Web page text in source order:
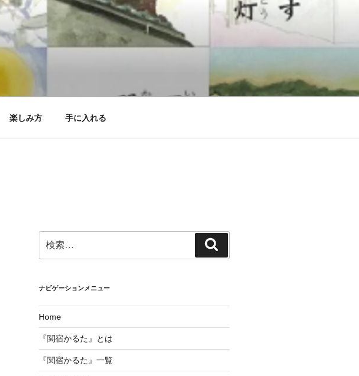
楽しみ方 手に入れる
索:
索
ナビゲーションメニュー
Home
『関宿かるた』とは
『関宿かるた』一覧